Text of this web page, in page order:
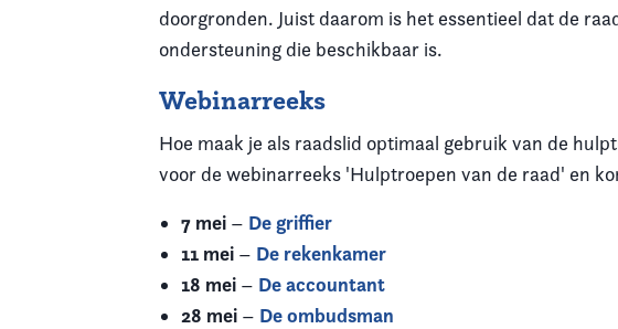
doorgronden. Juist daarom is het essentieel dat de
ondersteuning die beschikbaar is.
Webinarreeks
Hoe maak je als raadslid optimaal gebruik van de
voor de webinarreeks 'Hulptroepen van de raad' en
7 mei – De griffier
11 mei – De rekenkamer
18 mei – De accountant
28 mei – De ombudsman